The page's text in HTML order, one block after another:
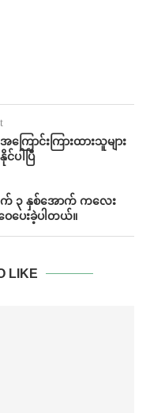
ြောင်းကြားထားသူများ
ါပြီ
၃ နှစ်အောက် ကလေး
ပေးခဲ့ပါတယ်။
LIKE